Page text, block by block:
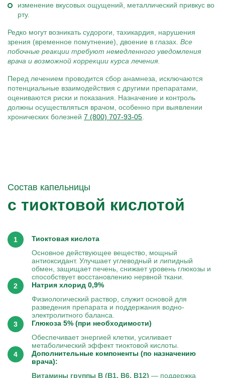
изменение вкусовых ощущений, металлический привкус во
рту.
Редко могут возникать судороги, тахикардия, нарушения
зрения (временное помутнение), двоение в глазах. Все
побочные реакции требуют немедленного уведомления
врача и возможной коррекции курса лечения
Перед лечением проводится сбор анамнеза, исключаются
потенциальные взаимодействия с другими препаратами,
оцениваются риски и показания. Назначение и контроль
должны осуществляться врачом, особенно при выявлении
хронических болезней 7 (800) 707-93-05
Состав капельницы
с тиоктовой кислотой
Тиоктовая кислота
Основное действующее вещество, мощный
антиоксидант. Улучшает углеводный и липидный
обмен, защищает печень, снижает уровень глюкозы и
способствует восстановлению нервной ткани.
Натрия хлорид 0,9%
Физиологический раствор, служит основой для
разведения препарата и поддержания водно-
электролитного баланса.
Глюкоза 5% (при необходимости)
Обеспечивает энергией клетки, усиливает
метаболический эффект тиоктовой кислоты.
Дополнительные компоненты (по назначению
врача):
Витамины группы B (В1, В6, В12) — поддержка